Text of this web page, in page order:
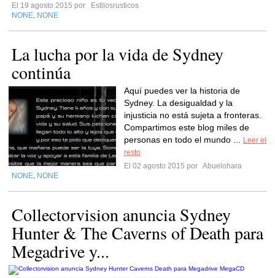
El 19 agosto 2015 por
Estilosrusticos
NONE NONE
La lucha por la vida de Sydney
continúa
Aquí puedes ver la historia de
Sydney. La desigualdad y la
injusticia no está sujeta a fronteras.
Compartimos este blog miles de
personas en todo el mundo ...
Leer el
resto
El 02 agosto 2015 por Abuelohara
NONE NONE
Collectorvision anuncia Sydney
Hunter & The Caverns of Death para
Megadrive y...